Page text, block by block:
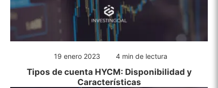
19 enero 2023 4 min de lectura
Tipos de cuenta HYCM: Disponibilidad y
Características